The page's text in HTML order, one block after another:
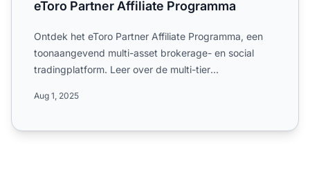
eToro Partner Affiliate Programma
Ontdek het eToro Partner Affiliate Programma, een
toonaangevend multi-asset brokerage- en social
tradingplatform. Leer over de multi-tier
Aug 1, 2025